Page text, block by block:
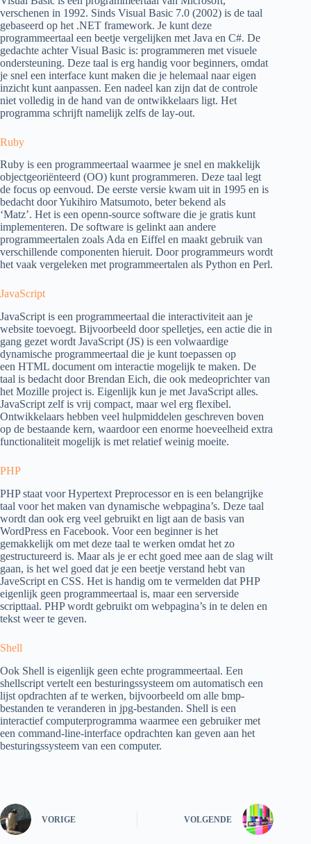
verschenen in 1992. Sinds Visual Basic 7.0 (2002) is de taal
gebaseerd op het .NET framework. Je kunt deze
programmeertaal een beetje vergelijken met Java en C#. De
gedachte achter Visual Basic is: programmeren met visuele
ondersteuning. Deze taal is erg handig voor beginners, omdat
je snel een interface kunt maken die je helemaal naar eigen
inzicht kunt aanpassen. Een nadeel kan zijn dat de controle
niet volledig in de hand van de ontwikkelaars ligt. Het
programma schrijft namelijk zelfs de lay-out.
Ruby
Ruby is een programmeertaal waarmee je snel en makkelijk
objectgeoriënteerd (OO) kunt programmeren. Deze taal legt
de focus op eenvoud. De eerste versie kwam uit in 1995 en is
bedacht door Yukihiro Matsumoto, beter bekend als
‘Matz’. Het is een openn-source software die je gratis kunt
implementeren. De software is gelinkt aan andere
programmeertalen zoals Ada en Eiffel en maakt gebruik van
verschillende componenten hieruit. Door programmeurs wordt
het vaak vergeleken met programmeertalen als Python en Perl.
JavaScript
JavaScript is een programmeertaal die interactiviteit aan je
website toevoegt. Bijvoorbeeld door spelletjes, een actie die in
gang gezet wordt JavaScript (JS) is een volwaardige
dynamische programmeertaal die je kunt toepassen op
een HTML document om interactie mogelijk te maken. De
taal is bedacht door Brendan Eich, die ook medeoprichter van
het Mozille project is. Eigenlijk kun je met JavaScript alles.
JavaScript zelf is vrij compact, maar wel erg flexibel.
Ontwikkelaars hebben veel hulpmiddelen geschreven boven
op de bestaande kern, waardoor een enorme hoeveelheid extra
functionaliteit mogelijk is met relatief weinig moeite.
PHP
PHP staat voor Hypertext Preprocessor en is een belangrijke
taal voor het maken van dynamische webpagina’s. Deze taal
wordt dan ook erg veel gebruikt en ligt aan de basis van
WordPress en Facebook. Voor een beginner is het
gemakkelijk om met deze taal te werken omdat het zo
gestructureerd is. Maar als je er echt goed mee aan de slag wilt
gaan, is het wel goed dat je een beetje verstand hebt van
JaveScript en CSS. Het is handig om te vermelden dat PHP
eigenlijk geen programmeertaal is, maar een serverside
scripttaal. PHP wordt gebruikt om webpagina’s in te delen en
tekst weer te geven.
Shell
Ook Shell is eigenlijk geen echte programmeertaal. Een
shellscript vertelt een besturingssysteem om automatisch een
lijst opdrachten af te werken, bijvoorbeeld om alle bmp-
bestanden te veranderen in jpg-bestanden. Shell is een
interactief computerprogramma waarmee een gebruiker met
een command-line-interface opdrachten kan geven aan het
besturingssysteem van een computer.
VORIGE VOLGENDE